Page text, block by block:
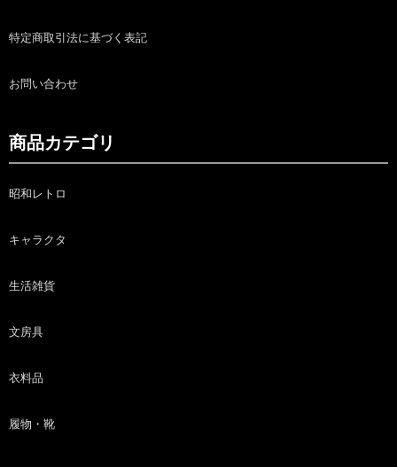
特定商取引法に基づく表記
お問い合わせ
商品カテゴリ
昭和レトロ
キャラクタ
生活雑貨
文房具
衣料品
履物・靴